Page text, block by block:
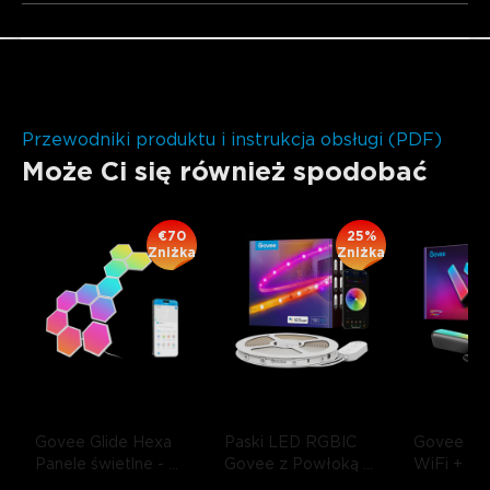
Przewodniki produktu i instrukcja obsługi (PDF)
Może Ci się również spodobać
Govee Glide Hexa
Panele świetlne -
€70
Zniżka
Paski LED RGBIC
Govee z Powłoką
25%
Zniżka
Govee
WiFi +